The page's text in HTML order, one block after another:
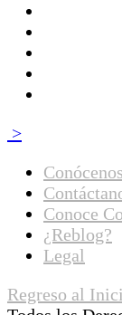
>
Conócenos
Conoce
¿Reblog?
Legal
Regreso al